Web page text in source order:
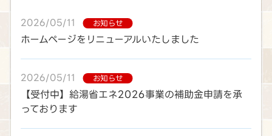
2026/05/11 お知らせ
ホームページをリニューアルいたしました
2026/05/11 お知らせ
【受付中】給湯省エネ2026事業の補助金申請を承
っております